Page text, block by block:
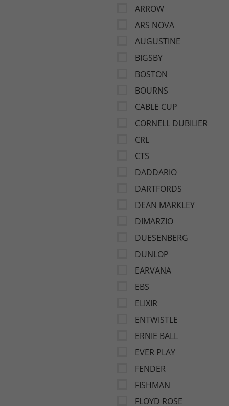
ARROW
ARS NOVA
AUGUSTINE
BIGSBY
BOSTON
BOURNS
CABLE CUP
CORNELL DUBILIER
CRL
CTS
DADDARIO
DARTFORDS
DEAN MARKLEY
DIMARZIO
DUESENBERG
DUNLOP
EARVANA
EBS
ELIXIR
ENTWISTLE
ERNIE BALL
EVER PLAY
FENDER
FISHMAN
FLOYD ROSE